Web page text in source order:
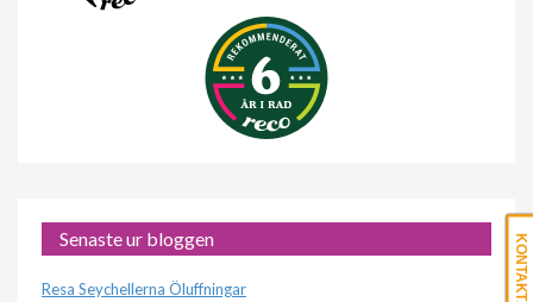
Senaste ur bloggen
Resa Seychellerna Öluffningar